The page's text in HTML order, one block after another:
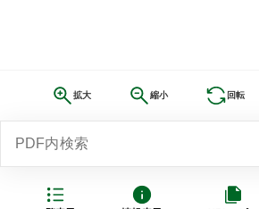
拡大 縮小 回転